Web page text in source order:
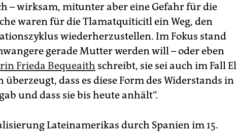
– wirksam, mitunter aber eine Gefahr für die
waren für die Tlamatquiticitl ein Weg, den
wiederherzustellen. Im Fokus stand
gerade Mutter werden will – oder eben
Frieda Bequeaith schreibt, sie sei auch im Fall El
überzeugt, dass es diese Form des Widerstands in
und dass sie bis heute anhält“.
Lateinamerikas durch Spanien im 15.